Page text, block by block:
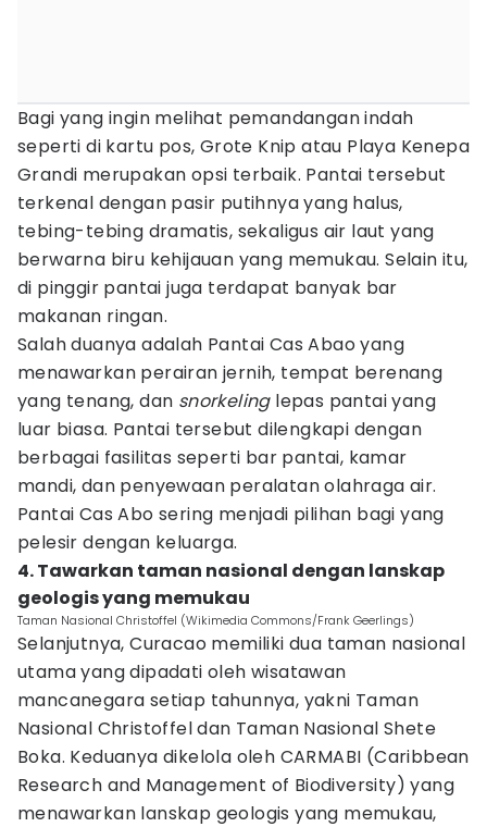
Bagi yang ingin melihat pemandangan indah
seperti di kartu pos, Grote Knip atau Playa Kenepa
Grandi merupakan opsi terbaik. Pantai tersebut
terkenal dengan pasir putihnya yang halus,
tebing-tebing dramatis, sekaligus air laut yang
berwarna biru kehijauan yang memukau. Selain itu,
di pinggir pantai juga terdapat banyak bar
makanan ringan.
Salah duanya adalah Pantai Cas Abao yang
menawarkan perairan jernih, tempat berenang
yang tenang, dan snorkelinglepas pantai yang
luar biasa. Pantai tersebut dilengkapi dengan
berbagai fasilitas seperti bar pantai, kamar
mandi, dan penyewaan peralatan olahraga air.
Pantai Cas Abo sering menjadi pilihan bagi yang
pelesir dengan keluarga.
4. Tawarkan taman nasional dengan lanskap
geologis yang memukau
Taman Nasional Christoffel (Wikimedia Commons/Frank Geerlings)
Selanjutnya, Curacao memiliki dua taman nasional
utama yang dipadati oleh wisatawan
mancanegara setiap tahunnya, yakni Taman
Nasional Christoffel dan Taman Nasional Shete
Boka. Keduanya dikelola oleh CARMABI (Caribbean
Research and Management of Biodiversity) yang
menawarkan lanskap geologis yang memukau,